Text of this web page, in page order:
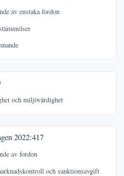
av enstaka fordon
och miljövärdighet
2022:417
av fordon
och sanktionsavgift